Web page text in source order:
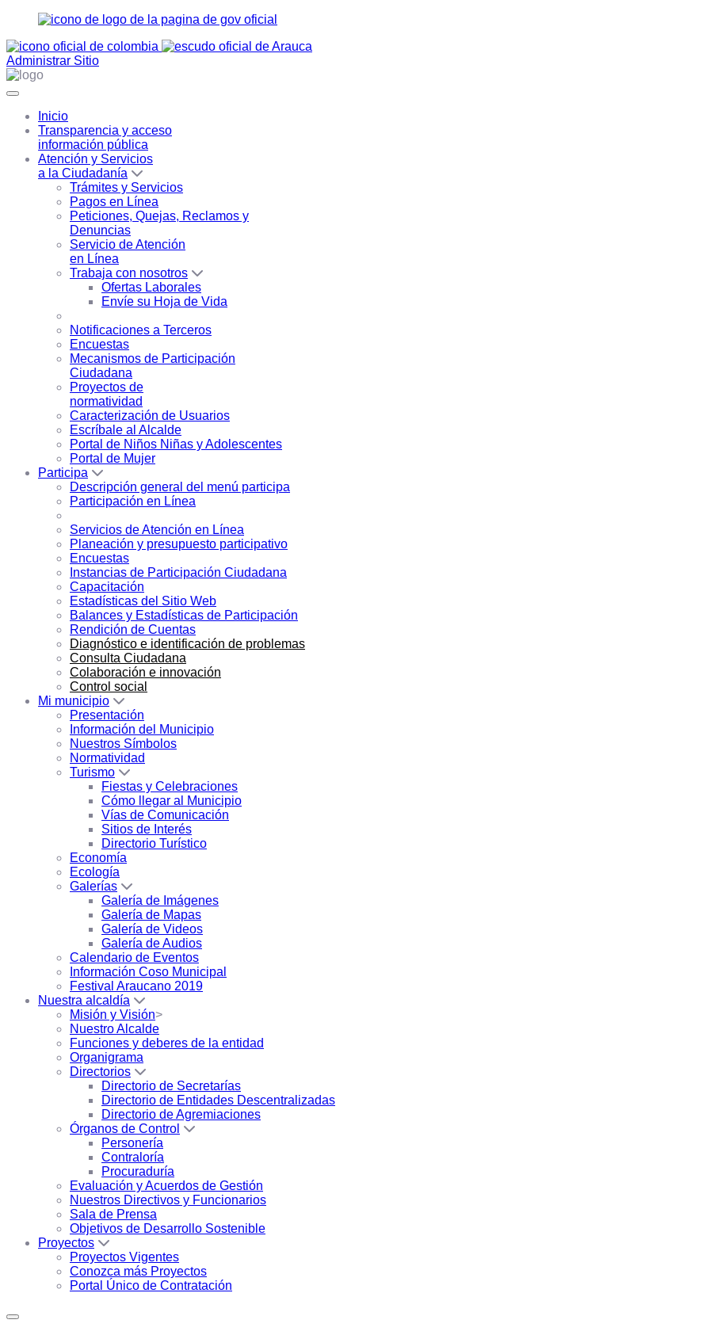
Administrar Sitio
Inicio
Transparencia y acceso
información pública
Atención y Servicios
a la Ciudadanía
Trámites y Servicios
Pagos en Línea
Peticiones, Quejas, Reclamos y
Denuncias
Servicio de Atención
en Línea
Trabaja con nosotros
Ofertas Laborales
Envíe su Hoja de Vida
Notificaciones a Terceros
Encuestas
Mecanismos de Participación
Ciudadana
Proyectos de
normatividad
Caracterización de Usuarios
Escríbale al Alcalde
Portal de Niños Niñas y Adolescentes
Portal de Mujer
Participa
Descripción general del menú participa
Participación en Línea
Servicios de Atención en Línea
Planeación y presupuesto participativo
Encuestas
Instancias de Participación Ciudadana
Capacitación
Estadísticas del Sitio Web
Balances y Estadísticas de Participación
Rendición de Cuentas
Diagnóstico e identificación de problemas
Consulta Ciudadana
Colaboración e innovación
Control social
Mi municipio
Presentación
Información del Municipio
Nuestros Símbolos
Normatividad
Turismo
Fiestas y Celebraciones
Cómo llegar al Municipio
Vías de Comunicación
Sitios de Interés
Directorio Turístico
Economía
Ecología
Galerías
Galería de Imágenes
Galería de Mapas
Galería de Videos
Galería de Audios
Calendario de Eventos
Información Coso Municipal
Festival Araucano 2019
Nuestra alcaldía
Misión y Visión>
Nuestro Alcalde
Funciones y deberes de la entidad
Organigrama
Directorios
Directorio de Secretarías
Directorio de Entidades Descentralizadas
Directorio de Agremiaciones
Órganos de Control
Personería
Contraloría
Procuraduría
Evaluación y Acuerdos de Gestión
Nuestros Directivos y Funcionarios
Sala de Prensa
Objetivos de Desarrollo Sostenible
Proyectos
Proyectos Vigentes
Conozca más Proyectos
Portal Único de Contratación